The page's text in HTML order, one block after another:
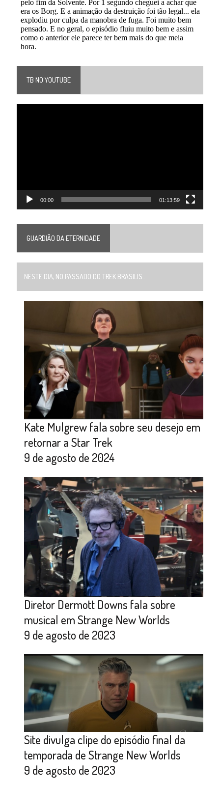
TB NO YOUTUBE
00:00 01:13:59
GUARDIÃO DA ETERNIDADE
NESTE DIA, NO PASSADO DO TREK BRASILIS...
Kate Mulgrew fala sobre seu desejo em
retornar a Star Trek
9 de agosto de 2024
Diretor Dermott Downs fala sobre
musical em Strange New Worlds
9 de agosto de 2023
Site divulga clipe do episódio final da
temporada de Strange New Worlds
9 de agosto de 2023